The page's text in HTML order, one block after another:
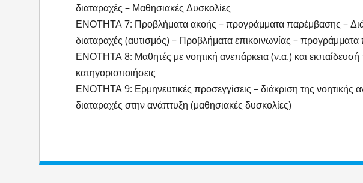
διαταραχές – Μαθησιακές Δυσκολίες
ΕΝΟΤΗΤΑ 7: Προβλήματα ακοής – προγράμματα παρέμβασης –
διαταραχές (αυτισμός) – Προβλήματα επικοινωνίας –
ΕΝΟΤΗΤΑ 8: Μαθητές με νοητική ανεπάρκεια (ν.α.) και εκπαίδευσή
κατηγοριοποιήσεις
ΕΝΟΤΗΤΑ 9: Ερμηνευτικές προσεγγίσεις – διάκριση της νοητικής
διαταραχές στην ανάπτυξη (μαθησιακές δυσκολίες)